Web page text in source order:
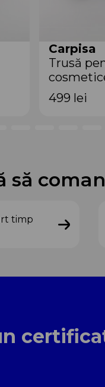
Carpisa
Trusă
ANB54801543
499 lei
să
timp